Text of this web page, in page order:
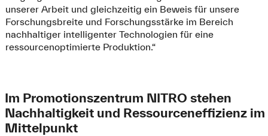
unserer Arbeit und gleichzeitig ein Beweis für unsere
Forschungsbreite und Forschungsstärke im Bereich
nachhaltiger intelligenter Technologien für eine
ressourcenoptimierte Produktion.“
Im Promotionszentrum NITRO stehen
Nachhaltigkeit und Ressourceneffizienz im
Mittelpunkt